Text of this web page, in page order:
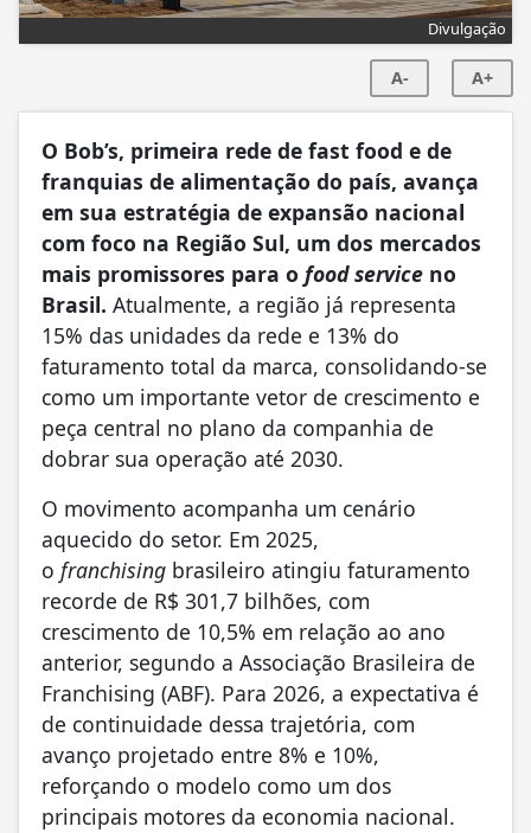
Divulgação
A- A+
O Bob’s, primeira rede de fast food e de
franquias de alimentação do país, avança
em sua estratégia de expansão nacional
com foco na Região Sul, um dos mercados
mais promissores para o food service no
Brasil. Atualmente, a região já representa
15% das unidades da rede e 13% do
faturamento total da marca, consolidando-se
como um importante vetor de crescimento e
peça central no plano da companhia de
dobrar sua operação até 2030.
O movimento acompanha um cenário
aquecido do setor. Em 2025,
o franchising brasileiro atingiu faturamento
recorde de R$ 301,7 bilhões, com
crescimento de 10,5% em relação ao ano
anterior, segundo a Associação Brasileira de
Franchising (ABF). Para 2026, a expectativa é
de continuidade dessa trajetória, com
avanço projetado entre 8% e 10%,
reforçando o modelo como um dos
principais motores da economia nacional.